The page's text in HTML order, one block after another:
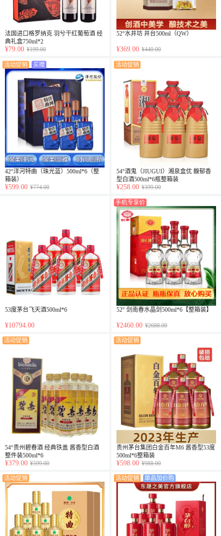
法国进口格罗纳克 羽兮干红葡萄酒 经
典礼盒750ml*2
¥79.00 ¥199.00
52°水井坊 井台500ml（QW）
¥369.00 ¥440.00
活动促销 买赠
42°洋河特曲（珠光蓝）500ml*6（整
箱装）
¥599.00 ¥774.00
活动促销
54°酒鬼（JIUGUI）湘泉盒优 馥郁香
型白酒500ml*6瓶整箱装
¥258.00 ¥399.00
53度茅台飞天酒500ml*6
¥10794.00
手机专享价
52° 剑南春水晶剑500ml*6【整箱装】
¥2460.00 ¥2688.00
活动促销
54°贵州碧春酒 经典铁盖 酱香型白酒
整件装500ml*6
¥379.00 ¥599.00
活动促销
贵州茅台集团白金百年M6 酱香型53度
500ml*6整箱装
¥598.00 ¥988.00
活动促销 活动促销 单品加价购